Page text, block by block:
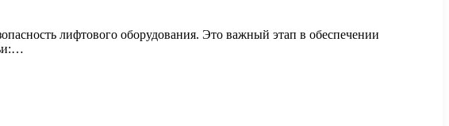
лифтового оборудования. Это важный этап в обеспечении